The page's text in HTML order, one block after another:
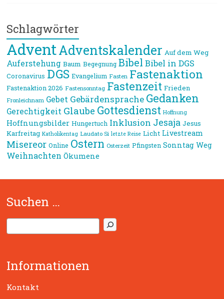
Schlagwörter
AdventAdventskalender Auf dem Weg
Auferstehung Baum Begegnung Bibel Bibel in DGS
Coronavirus DGS Evangelium Fasten Fastenaktion
Fastenaktion 2026 Fastensonntag Fastenzeit Frieden
Fronleichnam Gebet Gebärdensprache Gedanken
Gerechtigkeit Glaube Gottesdienst Hoffnung
Hoffnungsbilder Hungertuch Inklusion Jesaja Jesus
Karfreitag Katholikentag Laudato Si letzte Reise Licht Livestream
Misereor Online Ostern Osterzeit Pfingsten Sonntag Weg
Weihnachten Ökumene
Suchen …
u
e
n
Informationen
Kontakt